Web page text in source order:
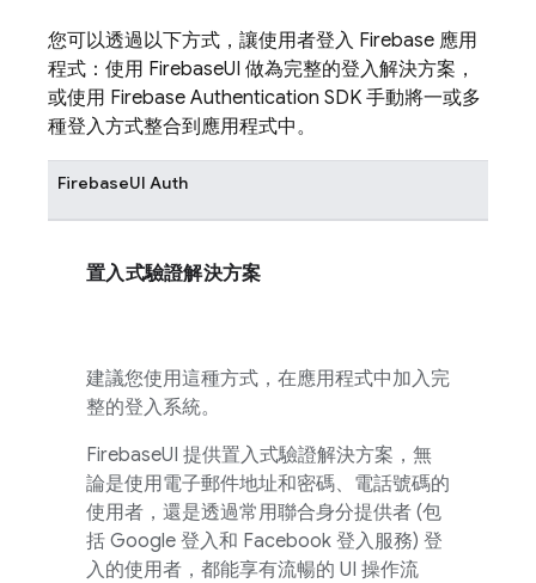
您可以透過以下方式，讓使用者登入 Firebase 應用
程式：使用 FirebaseUI 做為完整的登入解決方案，
或使用 Firebase Authentication SDK 手動將一或多
種登入方式整合到應用程式中。
FirebaseUI Auth
置入式驗證解決方案
建議您使用這種方式，在應用程式中加入完
整的登入系統。
FirebaseUI 提供置入式驗證解決方案，無
論是使用電子郵件地址和密碼、電話號碼的
使用者，還是透過常用聯合身分提供者 (包
括 Google 登入和 Facebook 登入服務) 登
入的使用者，都能享有流暢的 UI 操作流